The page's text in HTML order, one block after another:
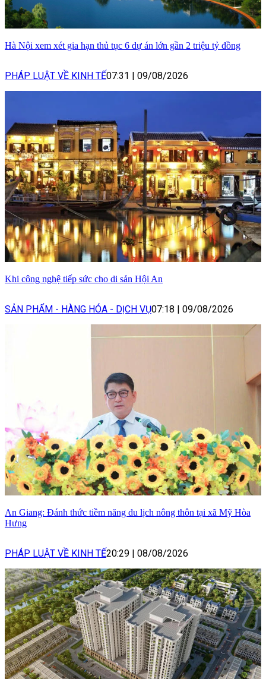
Hà Nội xem xét gia hạn thủ tục 6 dự án lớn gần 2 triệu tỷ đồng
PHÁP LUẬT VỀ KINH TẾ07:31 | 09/08/2026
Khi công nghệ tiếp sức cho di sản Hội An
SẢN PHẨM - HÀNG HÓA - DỊCH VỤ07:18 | 09/08/2026
An Giang: Đánh thức tiềm năng du lịch nông thôn tại xã Mỹ Hòa
Hưng
PHÁP LUẬT VỀ KINH TẾ20:29 | 08/08/2026